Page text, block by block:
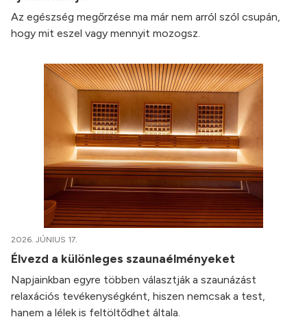
Az egészség megőrzése ma már nem arról szól csupán,
hogy mit eszel vagy mennyit mozogsz.
2026. JÚNIUS 17.
Élvezd a különleges szaunaélményeket
Napjainkban egyre többen választják a szaunázást
relaxációs tevékenységként, hiszen nemcsak a test,
hanem a lélek is feltöltődhet általa.